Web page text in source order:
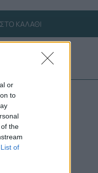
or
to
the
List of
ΚΑΛΆΘΙ